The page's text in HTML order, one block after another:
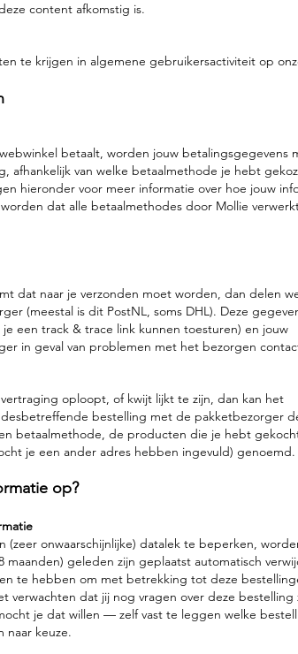
content afkomstig is.
te krijgen in algemene gebruikersactiviteit op
betaalt, worden jouw betalingsgegevens
afhankelijk van welke betaalmethode je hebt
hieronder voor meer informatie over hoe jouw
dat alle betaalmethodes door Mollie
dat naar je verzonden moet worden, dan delen
(meestal is dit PostNL, soms DHL). Deze
een track & trace link kunnen toesturen) en jouw
in geval van problemen met het bezorgen
oploopt, of kwijt lijkt te zijn, dan kan het
bestelling met de pakketbezorger
betaalmethode, de producten die je hebt
je een ander adres hebben ingevuld) genoemd.
op?
(zeer onwaarschijnlijke) datalek te beperken,
maanden) geleden zijn geplaatst automatisch
te hebben om met betrekking tot deze
verwachten dat jij nog vragen over deze bestelling
je dat willen — zelf vast te leggen welke
naar keuze.